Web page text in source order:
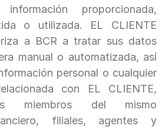
proporcionada,
o utilizada. EL CLIENTE
a BCR a tratar sus datos
manual o automatizada, así
personal o cualquier
con EL CLIENTE,
miembros del mismo
filiales, agentes y